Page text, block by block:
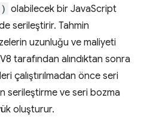
olabilecek bir JavaScript
serileştirir. Tahmin
uzunluğu ve maliyeti
tarafından alındıktan sonra
çalıştırılmadan önce seri
serileştirme ve seri bozma
oluşturur.